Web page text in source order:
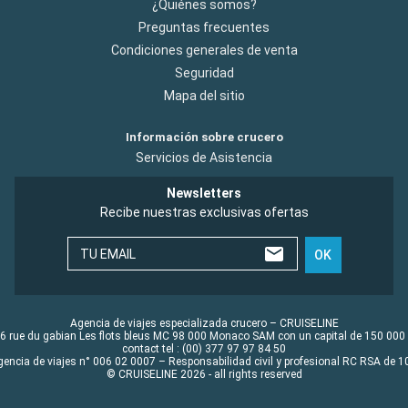
¿Quiénes somos?
Preguntas frecuentes
Condiciones generales de venta
Seguridad
Mapa del sitio
Información sobre crucero
Servicios de Asistencia
Newsletters
Recibe nuestras exclusivas ofertas
TU EMAIL OK
Agencia de viajes especializada crucero – CRUISELINE
rue du gabian Les flots bleus MC 98 000 Monaco SAM con un capital de 150 000
contact tel : (00) 377 97 97 84 50
de viajes n° 006 02 0007 – Responsabilidad civil y profesional RC RSA de
© CRUISELINE 2026 - all rights reserved